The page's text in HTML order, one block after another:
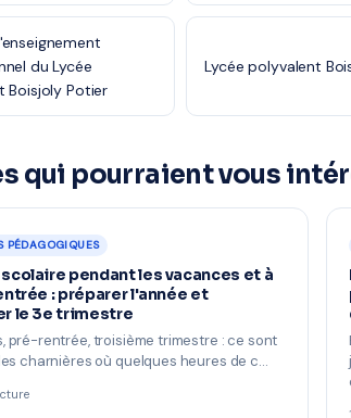
du Lycée
Boisjoly Potier
Lycée polyvalent
qui pourraient vous
PÉDAGOGIQUES
pendant les vacances et à
: préparer l'année et
le 3e trimestre
pré-rentrée, troisième trimestre : ce sont
charnières où quelques heures de c…